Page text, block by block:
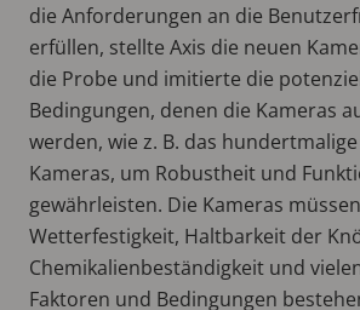
die Anforderungen an die
erfüllen, stellte Axis die neuen
die Probe und imitierte die
Bedingungen, denen die Kameras
werden, wie z. B. das
Kameras, um Robustheit und
gewährleisten. Die Kameras
Wetterfestigkeit, Haltbarkeit der
Chemikalienbeständigkeit und
Faktoren und Bedingungen